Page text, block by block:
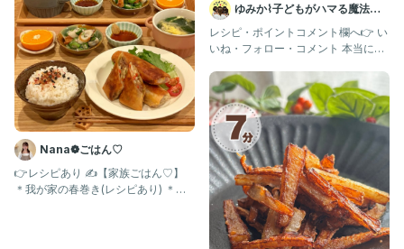
Nana❁ごはん♡
👉レシピあり ✍️【家族ごはん♡】
＊我が家の春巻き(レシピあり) ＊オ
ゆみか⌇子どもがハマる魔法の
レシピ｜幼児食
レシピ・ポイントコメント欄へ👉 い
いね・フォロー・コメント 本当に励